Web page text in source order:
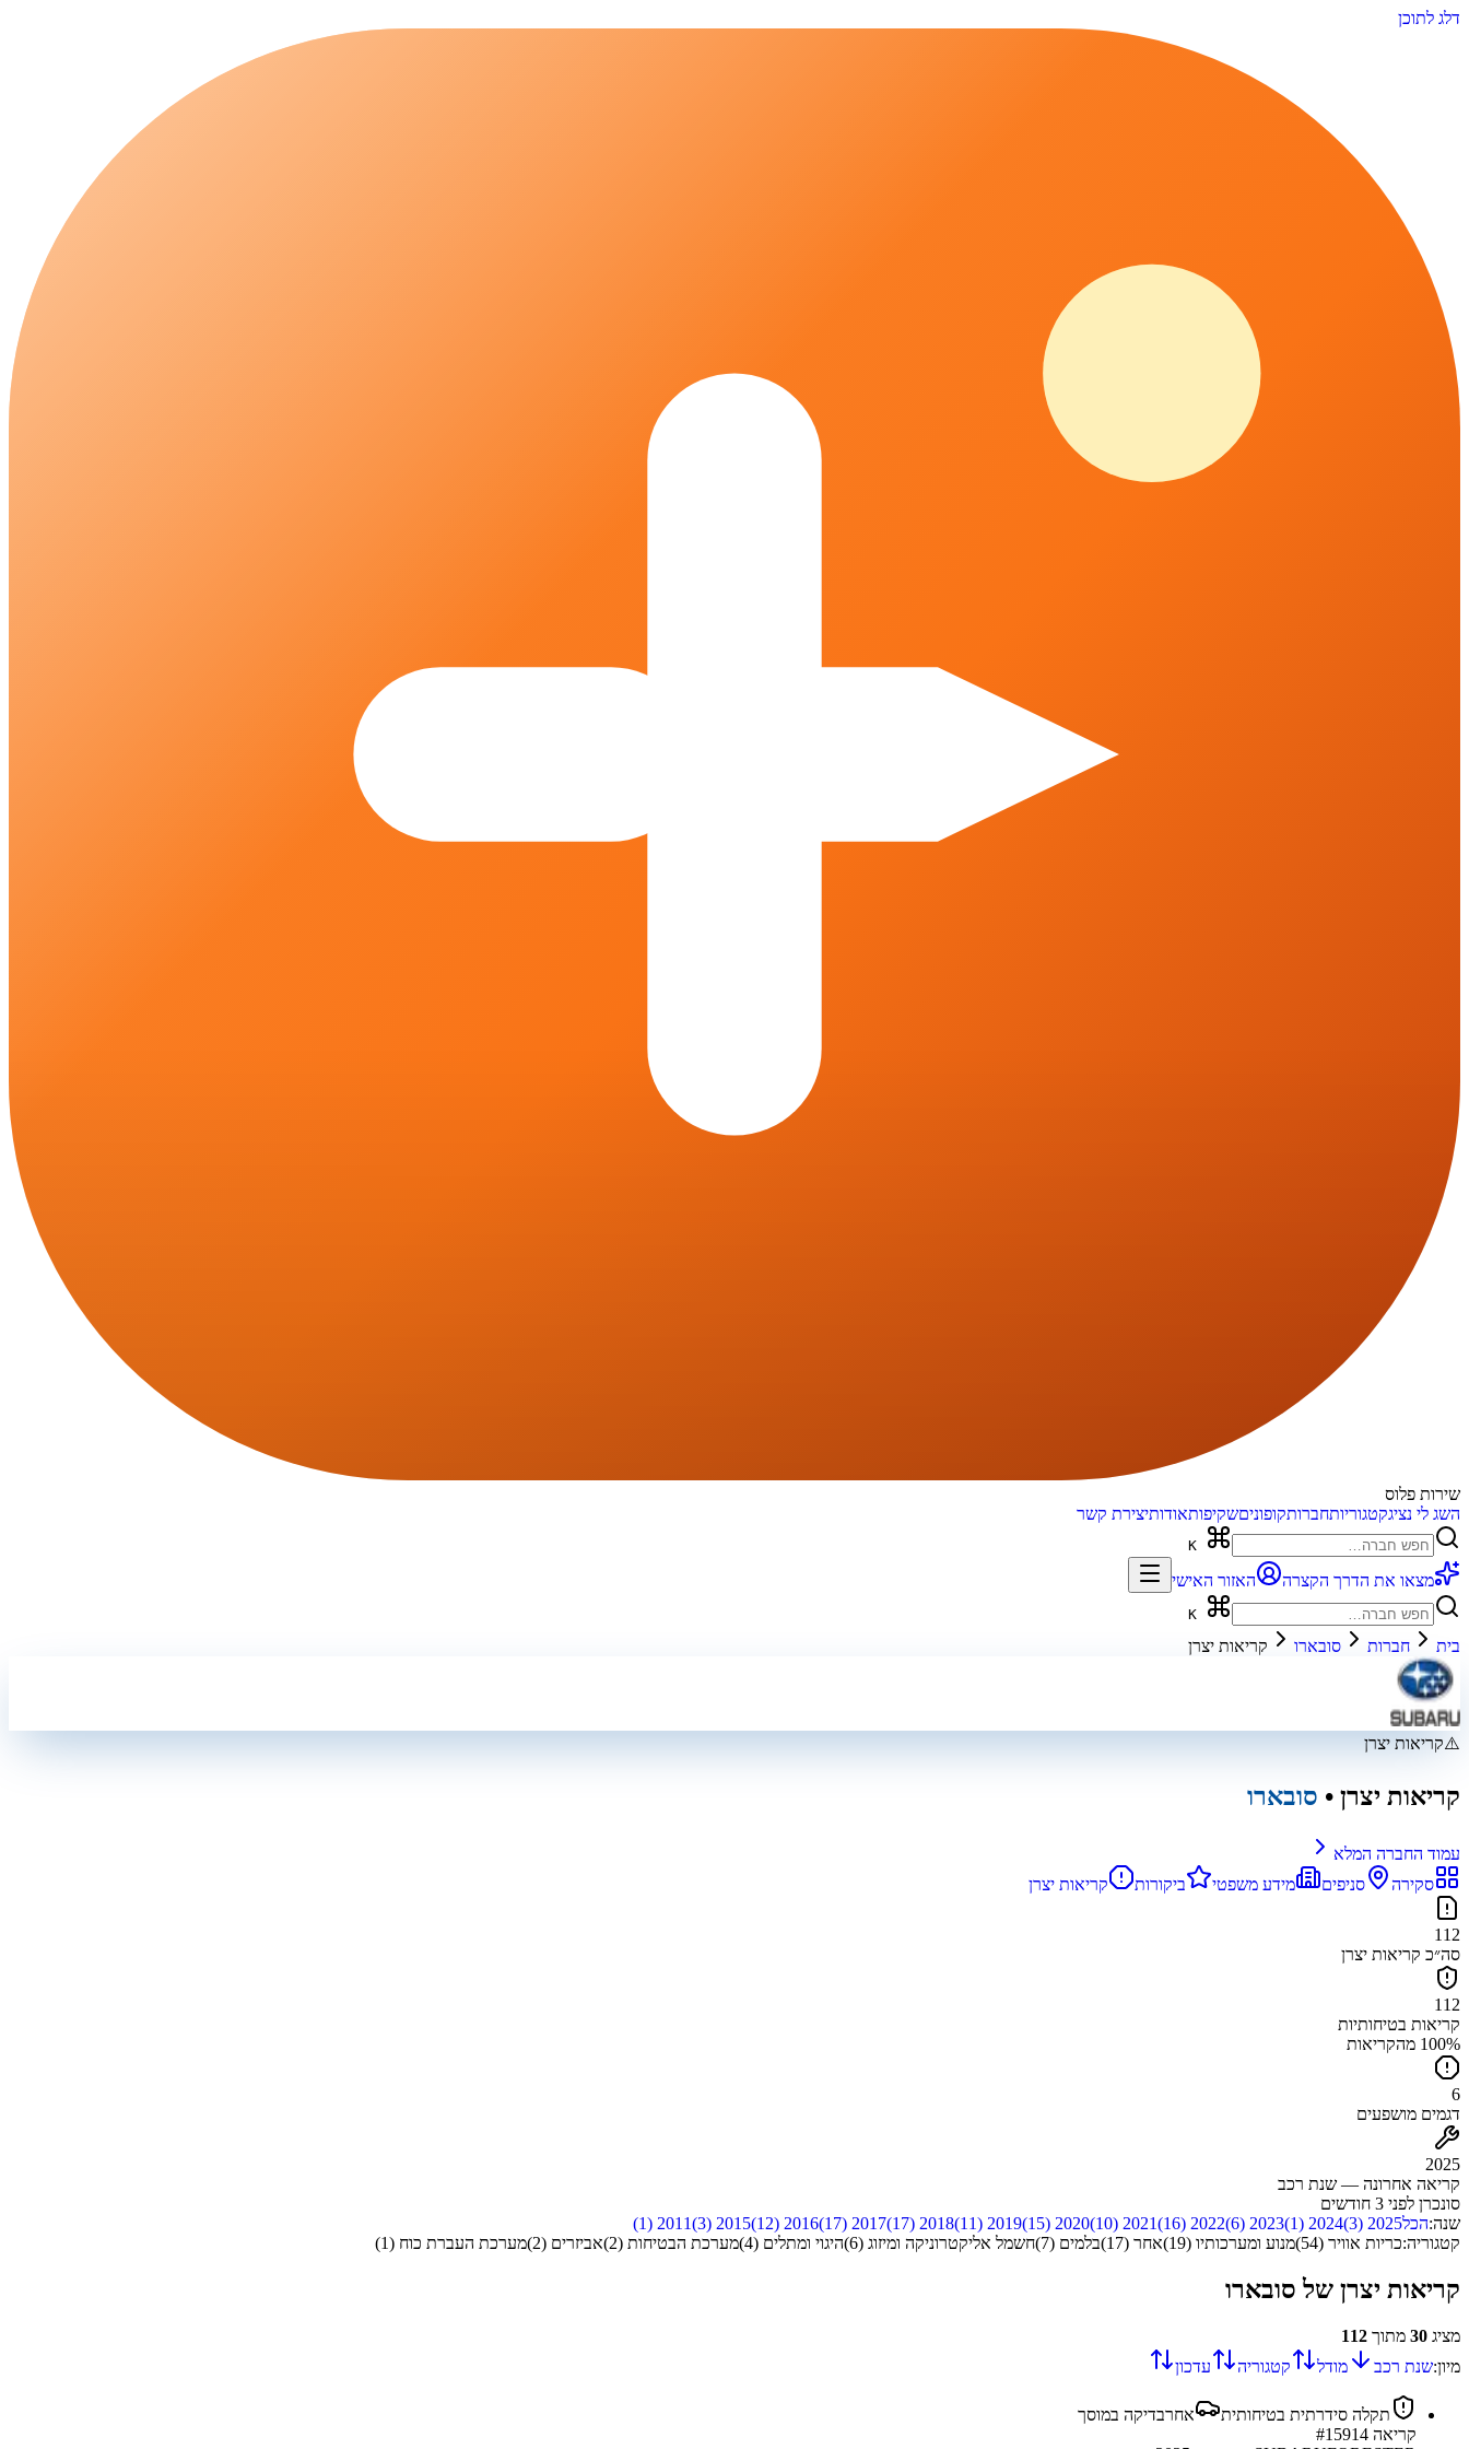
דלג לתוכן
שירות פלוס
השג לי נציגקטגוריותחברותקופוניםשקיפותאודותיצירת קשר
מצאו את הדרך הקצרה האזור האישי
בית חברות סובארו קריאות יצרן
⚠️קריאות יצרן
קריאות יצרן • סובארו
עמוד החברה המלא
סקירה
סניפים מידע משפטי ביקורות קריאות יצרן
112
סה״כ קריאות יצרן
112
קריאות בטיחותיות
100% מהקריאות
6
דגמים מושפעים
2025
קריאה אחרונה — שנת רכב
סונכרן לפני 3 חודשים
שנה:הכל2025
(
3
)
2024
(
1
)
2023
(
6
)
2022
(
16
)
2021
(
10
)
2020
(
15
)
2019
(
11
)
2018
(
17
)
2017
(
17
)
2016
(
12
)
2015
(
3
)
2011
(
1
)
קטגוריה:כריות אוויר (
54
)מנוע ומערכותיו (
19
)אחר (
17
)בלמים (
7
)חשמל אליקטרוניקה ומיזוג (
6
)היגוי ומתלים (
4
)מערכת הבטיחות (
2
)אביזרים (
2
)מערכת העברת כוח (
1
)
קריאות יצרן של סובארו
מציג 30 מתוך 112
מיון:שנת רכב מודל קטגוריה עדכון
תקלה סידרתית בטיחותית אחרבדיקה במוסך
קריאה # 15914